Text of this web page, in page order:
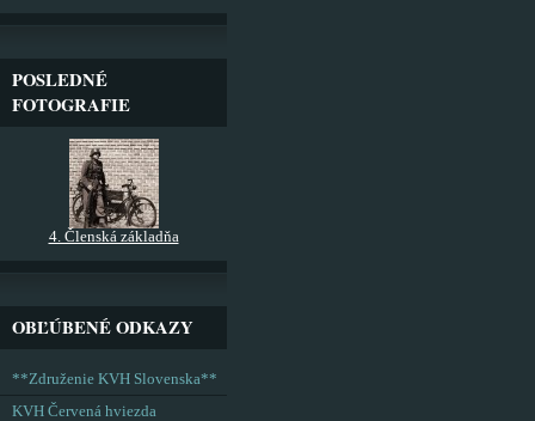
POSLEDNÉ
FOTOGRAFIE
4. Členská základňa
OBĽÚBENÉ ODKAZY
**Združenie KVH Slovenska**
KVH Červená hviezda